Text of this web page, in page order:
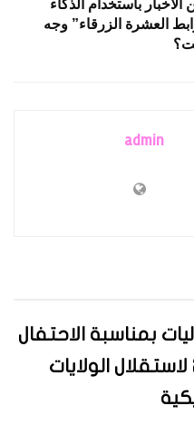
العشرة الزرقاء” وجه
admin
بمناسبة الاحتفال
بالذكرى الـ250 لاستقلال الولايات